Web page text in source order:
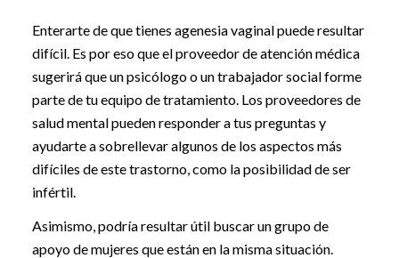
Enterarte de que tienes agenesia vaginal puede resultar
difícil. Es por eso que el proveedor de atención médica
sugerirá que un psicólogo o un trabajador social forme
parte de tu equipo de tratamiento. Los proveedores de
salud mental pueden responder a tus preguntas y
ayudarte a sobrellevar algunos de los aspectos más
difíciles de este trastorno, como la posibilidad de ser
infértil.
Asimismo, podría resultar útil buscar un grupo de
apoyo de mujeres que están en la misma situación.